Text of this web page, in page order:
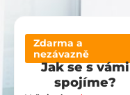
Zdarma a
nezávazně
Jak se s vámi
spojíme?